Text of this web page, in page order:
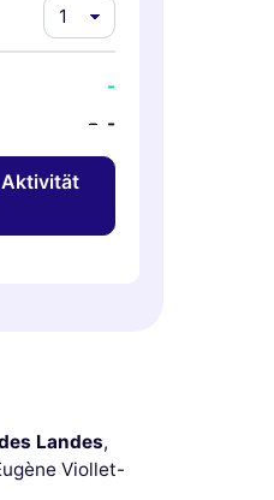
-
- -
Landes,
Viollet-